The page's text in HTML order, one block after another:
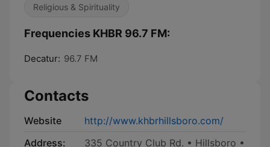
Religious & Spirituality
Frequencies KHBR 96.7 FM:
Decatur: 96.7 FM
Contacts
Website
http://www.khbrhillsboro.com/
Address:
335 Country Club Rd. • Hillsboro •